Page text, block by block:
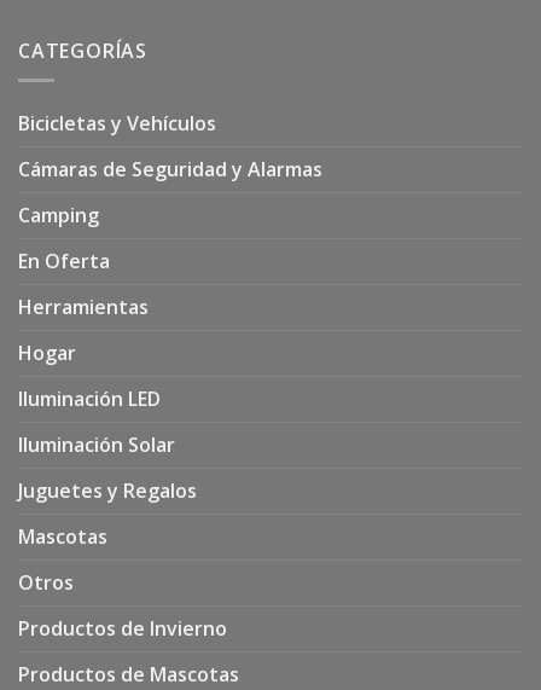
CATEGORÍAS
Bicicletas y Vehículos
Cámaras de Seguridad y Alarmas
Camping
En Oferta
Herramientas
Hogar
Iluminación LED
Iluminación Solar
Juguetes y Regalos
Mascotas
Otros
Productos de Invierno
Productos de Mascotas